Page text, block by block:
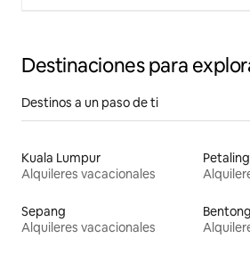
Destinaciones para
Destinos a un paso de ti
Kuala Lumpur
Alquileres vacacionales
Sepang
Alquileres vacacionales
Bentong